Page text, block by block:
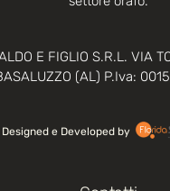
E FIGLIO S.R.L. VIA
(AL) P.Iva: